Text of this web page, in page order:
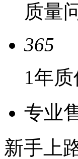
质量
365
1年质
专业
新手上